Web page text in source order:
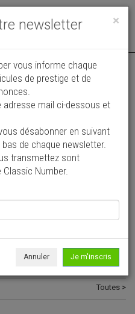
Toggle
vues par
collectionneurs
annonce
Tous >
Toutes >
×
newsletter
vous informe chaque
de prestige et de
adresse mail ci-dessous et
désabonner en suivant
de chaque newsletter.
transmettez sont
Classic Number.
Annuler Je m'inscris